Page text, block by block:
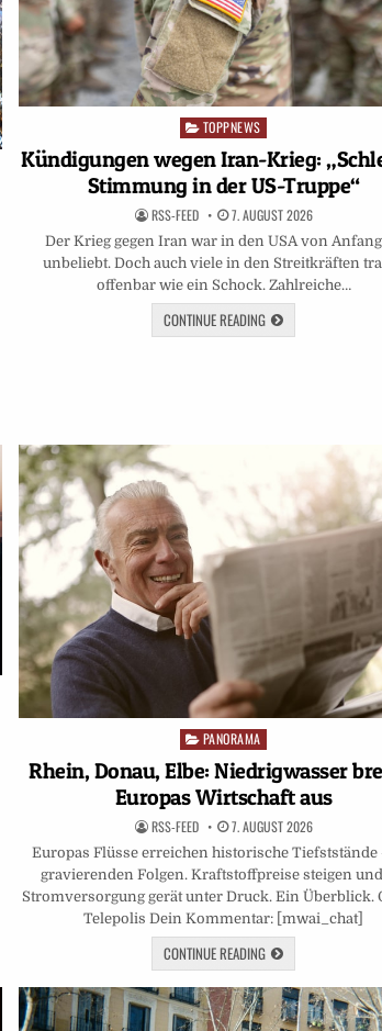
Posted
TOPPNEWS
Kündigungen wegen Iran-Krieg:
Stimmung in der US-Truppe“
RSS-FEED 7. AUGUST 2026
Der Krieg gegen Iran war in den USA von
unbeliebt. Doch auch viele in den Streitkräften
offenbar wie ein Schock. Zahlreiche…
CONTINUE READING
Posted
in
PANORAMA
Rhein, Donau, Elbe: Niedrigwasser
Europas Wirtschaft aus
RSS-FEED 7. AUGUST 2026
Europas Flüsse erreichen historische Tiefststände
gravierenden Folgen. Kraftstoffpreise steigen
Stromversorgung gerät unter Druck. Ein Überblick.
Telepolis Dein Kommentar: [mwai_chat]
CONTINUE READING